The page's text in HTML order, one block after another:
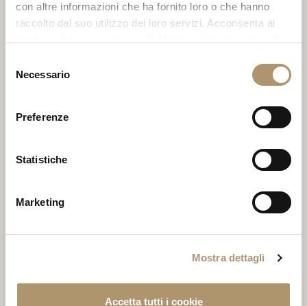
con altre informazioni che ha fornito loro o che hanno
raccolto dal suo utilizzo dei loro servizi. Acconsenta ai
delNecessario
Preferenze
Statistiche
Marketing
Mostra dettagli
Accetta tutti i cookie